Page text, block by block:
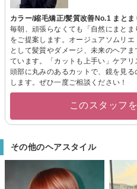
カラー/縮毛矯正/髪質改善No.1 まと
毎朝、頑張らなくても「自然にまと
をご提案します。オージュアソムリ
として髪質やダメージ、未来のヘア
ています。「カットも上手い」ケア
頭部に丸みのあるカットで、鏡を見
します。ぜひ一度ご相談ください！
このスタッフ
その他のヘアスタイル